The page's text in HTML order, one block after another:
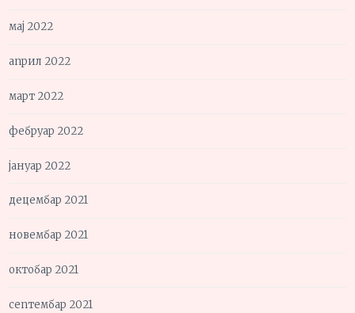
мај 2022
април 2022
март 2022
фебруар 2022
јануар 2022
децембар 2021
новембар 2021
октобар 2021
септембар 2021